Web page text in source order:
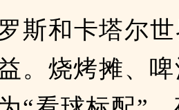
斯和卡塔尔
。烧烤摊、